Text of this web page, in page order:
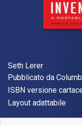
Autore(i)
Seth Lerer
Editore
Pubblicato da
ISBN versione
Formato
Layout adattabile